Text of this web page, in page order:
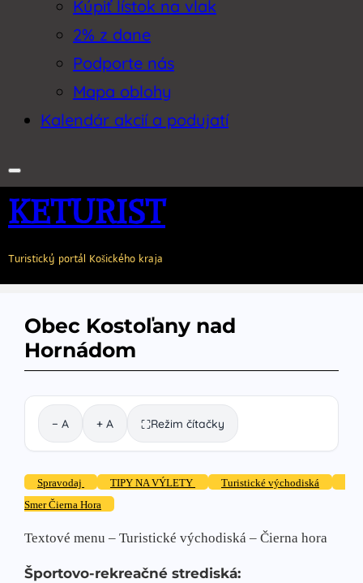
Kúpiť lístok na vlak
2% z dane
Podporte nás
Mapa oblohy
Kalendár akcií a podujatí
KETURIST
Turistický portál Košického kraja
Obec Kostoľany nad
Hornádom
− A + A ⛶Režim čítačky
Spravodaj TIPY NA VÝLETY
Turistické východiská
Smer Čierna Hora
Textové menu – Turistické východiská – Čierna hora
Športovo-rekreačné strediská: